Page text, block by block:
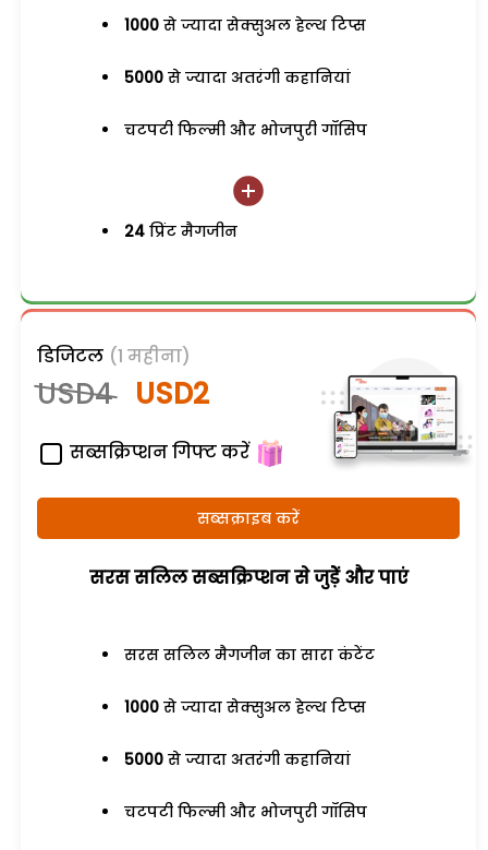
1000 से ज्यादा सेक्सुअल हेल्थ टिप्स
5000 से ज्यादा अतरंगी कहानियां
चटपटी फिल्मी और भोजपुरी गॉसिप
24 प्रिंट मैगजीन
डिजिटल (1 महीना)
USD4 USD2
सब्सक्रिप्शन गिफ्ट करें
सब्सक्राइब करें
सरस सलिल सब्सक्रिप्शन से जुड़ेें और पाएं
सरस सलिल मैगजीन का सारा कंटेंट
1000 से ज्यादा सेक्सुअल हेल्थ टिप्स
5000 से ज्यादा अतरंगी कहानियां
चटपटी फिल्मी और भोजपुरी गॉसिप